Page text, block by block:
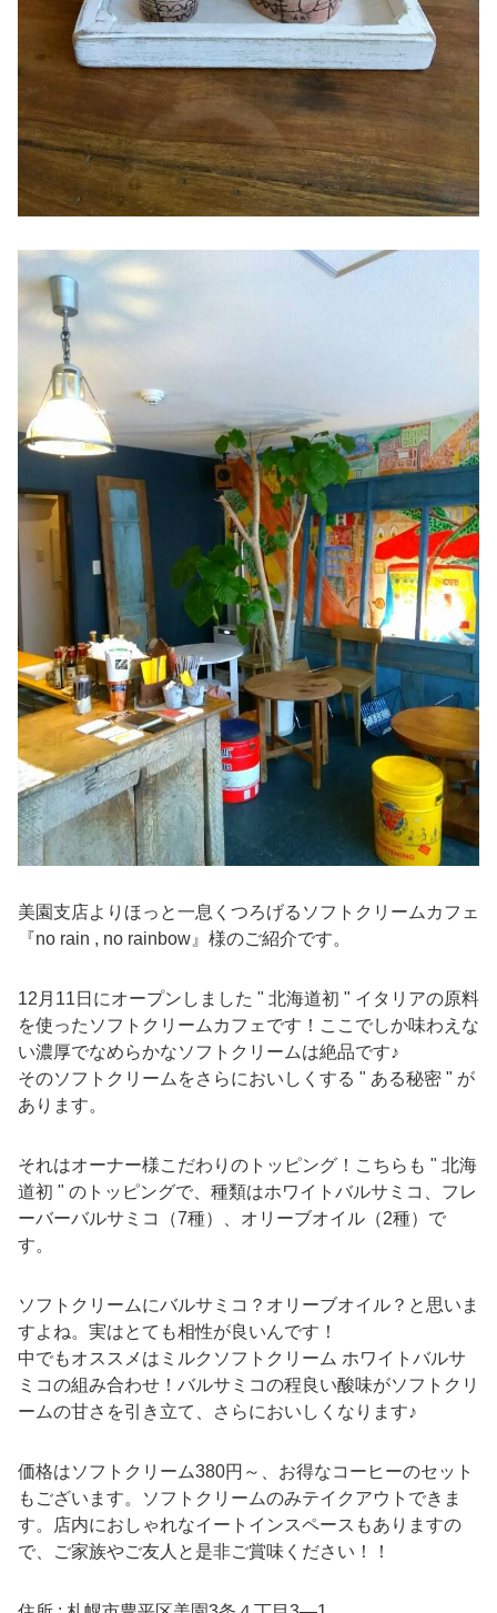
美園支店よりほっと一息くつろげるソフトクリームカフェ
『no rain , no rainbow』様のご紹介です。
12月11日にオープンしました " 北海道初 " イタリアの原料
を使ったソフトクリームカフェです！ここでしか味わえな
い濃厚でなめらかなソフトクリームは絶品です♪
そのソフトクリームをさらにおいしくする " ある秘密 " が
あります。
それはオーナー様こだわりのトッピング！こちらも " 北海
道初 " のトッピングで、種類はホワイトバルサミコ、フレ
ーバーバルサミコ（7種）、オリーブオイル（2種）で
す。
ソフトクリームにバルサミコ？オリーブオイル？と思いま
すよね。実はとても相性が良いんです！
中でもオススメはミルクソフトクリーム ホワイトバルサ
ミコの組み合わせ！バルサミコの程良い酸味がソフトクリ
ームの甘さを引き立て、さらにおいしくなります♪
価格はソフトクリーム380円～、お得なコーヒーのセット
もございます。ソフトクリームのみテイクアウトできま
す。店内におしゃれなイートインスペースもありますの
で、ご家族やご友人と是非ご賞味ください！！